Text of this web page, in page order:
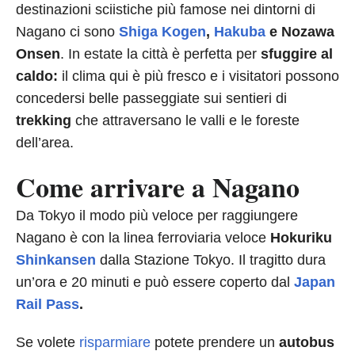
destinazioni sciistiche più famose nei dintorni di
Nagano ci sono Shiga Kogen, Hakuba e Nozawa
Onsen. In estate la città è perfetta per sfuggire al
caldo: il clima qui è più fresco e i visitatori possono
concedersi belle passeggiate sui sentieri di
trekking che attraversano le valli e le foreste
dell’area.
Come arrivare a Nagano
Da Tokyo il modo più veloce per raggiungere
Nagano è con la linea ferroviaria veloce Hokuriku
Shinkansen dalla Stazione Tokyo. Il tragitto dura
un’ora e 20 minuti e può essere coperto dal Japan
Rail Pass.
Se volete risparmiare potete prendere un autobus